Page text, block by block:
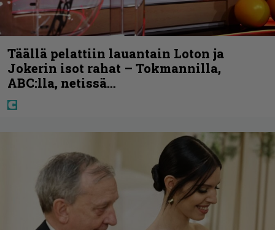
Täällä pelattiin lauantain Loton ja
Jokerin isot rahat – Tokmannilla,
ABC:lla, netissä…